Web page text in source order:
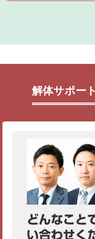
解体サポー
どんなこと
い合わせく